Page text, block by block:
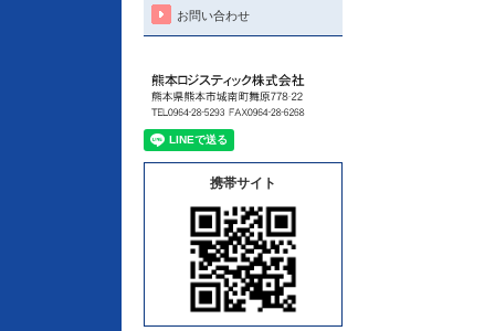
お問い合わせ
携帯サイト